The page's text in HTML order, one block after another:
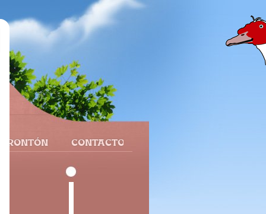
CONTACTO